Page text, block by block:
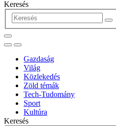
Keresés
Gazdaság
Világ
Közlekedés
Zöld témák
Tech-Tudomány
Sport
Kultúra
Keresés